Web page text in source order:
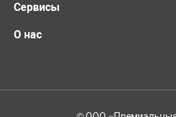
Сервисы
О нас